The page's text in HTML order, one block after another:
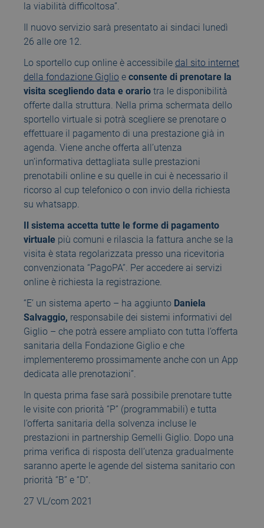
la viabilità difficoltosa”.
Il nuovo servizio sarà presentato ai sindaci lunedì
26 alle ore 12.
Lo sportello cup online è accessibile dal sito internet
della fondazione Giglio e consente di prenotare la
visita scegliendo data e orario tra le disponibilità
offerte dalla struttura. Nella prima schermata dello
sportello virtuale si potrà scegliere se prenotare o
effettuare il pagamento di una prestazione già in
agenda. Viene anche offerta all’utenza
un’informativa dettagliata sulle prestazioni
prenotabili online e su quelle in cui è necessario il
ricorso al cup telefonico o con invio della richiesta
su whatsapp.
Il sistema accetta tutte le forme di pagamento
virtuale più comuni e rilascia la fattura anche se la
visita è stata regolarizzata presso una ricevitoria
convenzionata “PagoPA”. Per accedere ai servizi
online è richiesta la registrazione.
“E’ un sistema aperto – ha aggiunto Daniela
Salvaggio, responsabile dei sistemi informativi del
Giglio – che potrà essere ampliato con tutta l’offerta
sanitaria della Fondazione Giglio e che
implementeremo prossimamente anche con un App
dedicata alle prenotazioni”.
In questa prima fase sarà possibile prenotare tutte
le visite con priorità “P” (programmabili) e tutta
l’offerta sanitaria della solvenza incluse le
prestazioni in partnership Gemelli Giglio. Dopo una
prima verifica di risposta dell’utenza gradualmente
saranno aperte le agende del sistema sanitario con
priorità “B” e “D”.
27 VL/com 2021